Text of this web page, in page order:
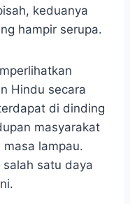
keduanya
hampir serupa.
Hindu secara
di dinding
masyarakat
lampau.
satu daya